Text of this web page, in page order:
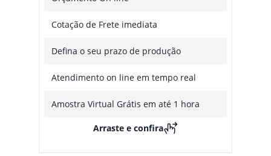
Cotação de Frete imediata
Defina o seu prazo de produção
Atendimento on line em tempo real
Amostra Virtual Grátis em até 1 hora
Arraste e confira